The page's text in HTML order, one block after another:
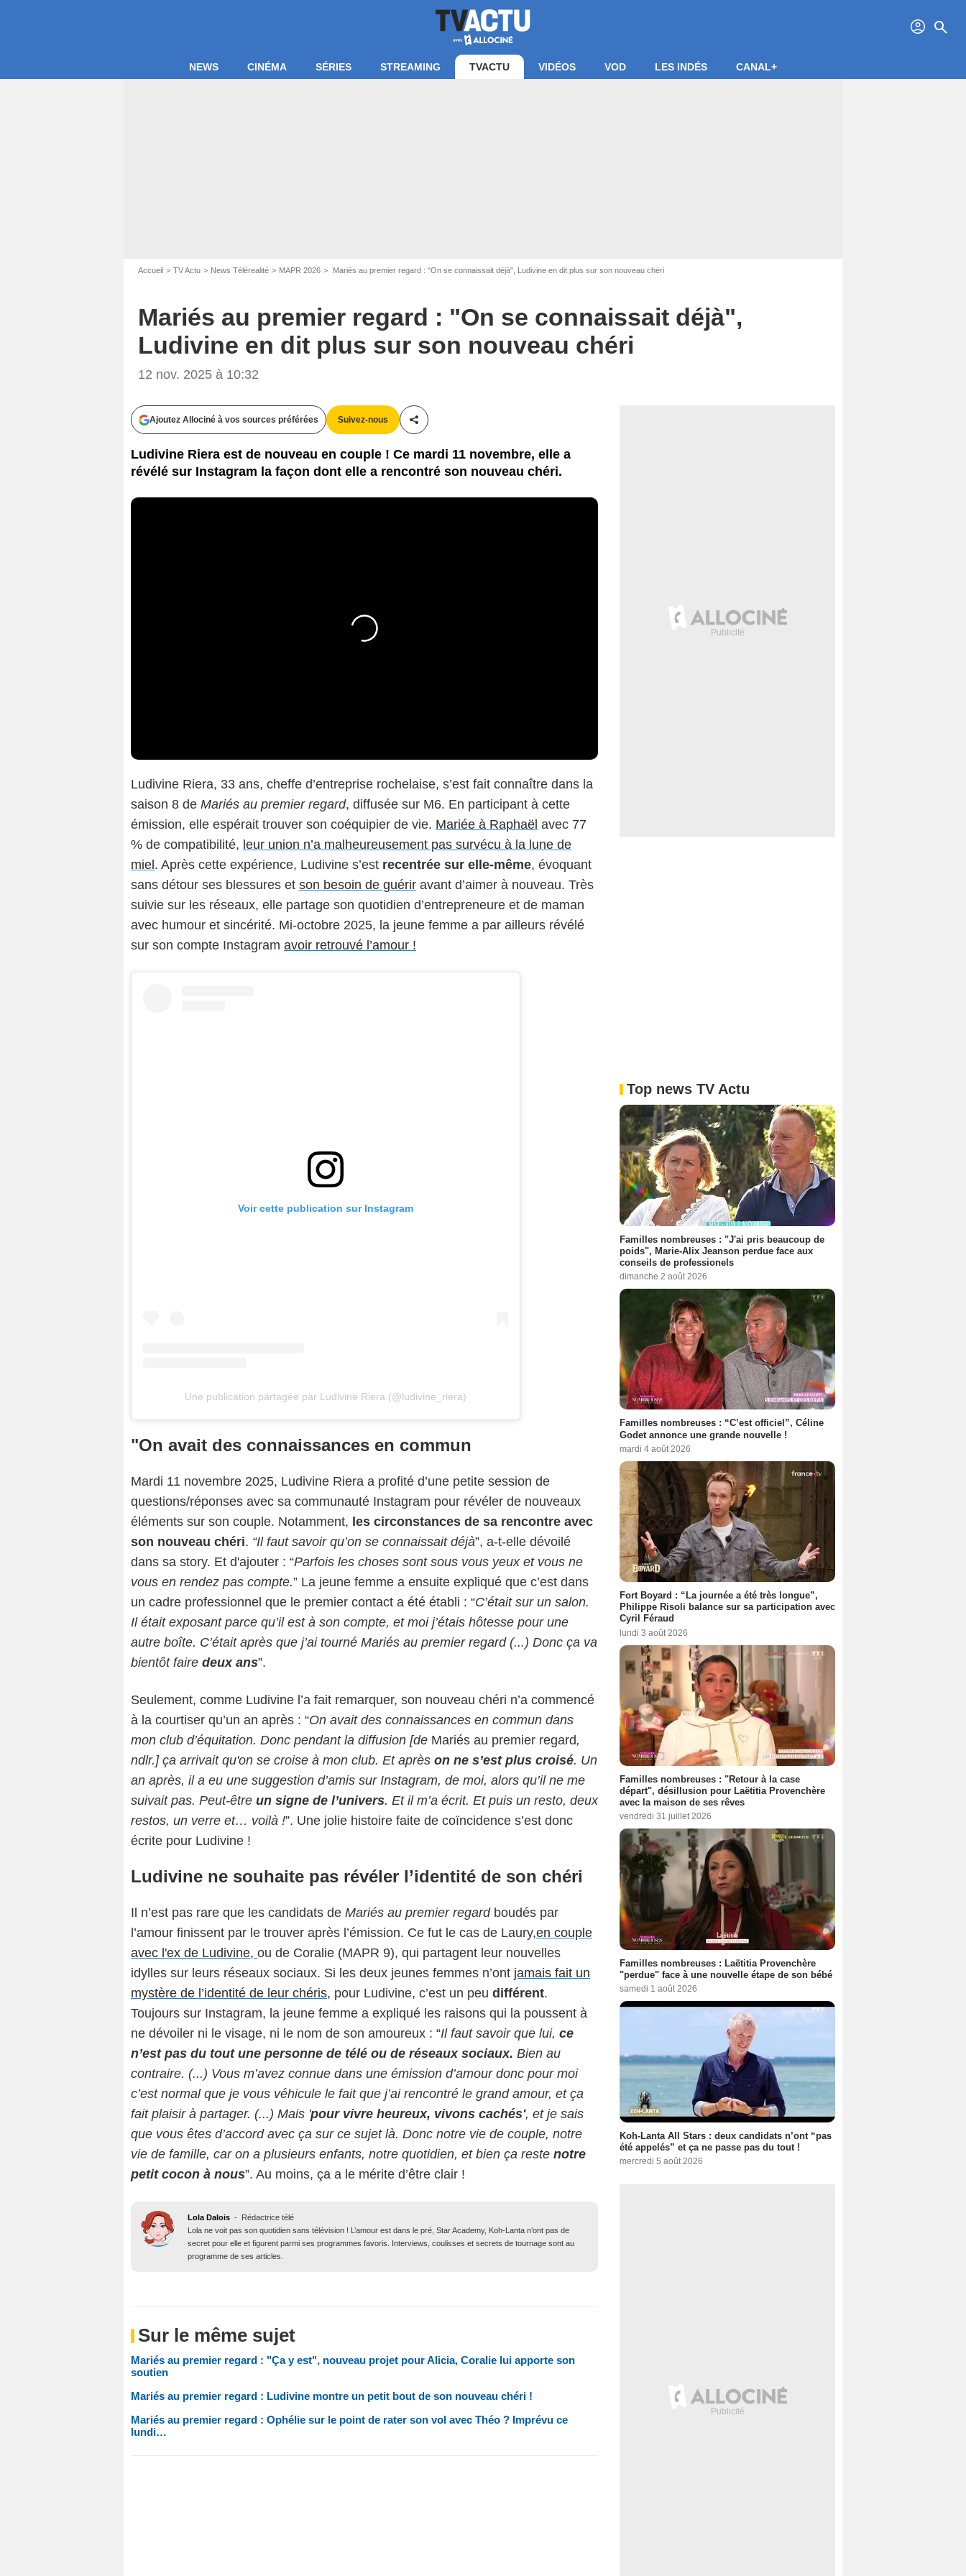
profil search
NEWS CINÉMA SÉRIES STREAMING TVACTU VIDÉOS VOD LES INDÉS CANAL+
Accueil TV Actu News Télérealité MAPR 2026 Mariés au premier regard : "On se connaissait déjà", Ludivine en dit plus sur son nouveau chéri
Mariés au premier regard : "On se connaissait déjà",
Ludivine en dit plus sur son nouveau chéri
12 nov. 2025 à 10:32
Ajoutez Allociné à vos sources préférées Suivez-nous
Partager cet article
Ludivine Riera est de nouveau en couple ! Ce mardi 11 novembre, elle a
révélé sur Instagram la façon dont elle a rencontré son nouveau chéri.
Ludivine Riera, 33 ans, cheffe d’entreprise rochelaise, s’est fait connaître dans la
saison 8 de Mariés au premier regard, diffusée sur M6. En participant à cette
émission, elle espérait trouver son coéquipier de vie. Mariée à Raphaël avec 77
% de compatibilité, leur union n’a malheureusement pas survécu à la lune de
miel . Après cette expérience, Ludivine s’est recentrée sur elle-même, évoquant
sans détour ses blessures et son besoin de guérir avant d’aimer à nouveau. Très
suivie sur les réseaux, elle partage son quotidien d’entrepreneure et de maman
avec humour et sincérité. Mi-octobre 2025, la jeune femme a par ailleurs révélé
sur son compte Instagram avoir retrouvé l’amour !
Voir cette publication sur Instagram
Une publication partagée par Ludivine Riera (@ludivine_riera)
"On avait des connaissances en commun
Mardi 11 novembre 2025, Ludivine Riera a profité d’une petite session de
questions/réponses avec sa communauté Instagram pour révéler de nouveaux
éléments sur son couple. Notamment, les circonstances de sa rencontre avec
son nouveau chéri. “Il faut savoir qu’on se connaissait déjà”, a-t-elle dévoilé
dans sa story. Et d'ajouter : “Parfois les choses sont sous vous yeux et vous ne
vous en rendez pas compte.” La jeune femme a ensuite expliqué que c’est dans
un cadre professionnel que le premier contact a été établi : “C’était sur un salon.
Il était exposant parce qu’il est à son compte, et moi j’étais hôtesse pour une
autre boîte. C’était après que j’ai tourné Mariés au premier regard (...) Donc ça va
bientôt faire deux ans”.
Seulement, comme Ludivine l’a fait remarquer, son nouveau chéri n’a commencé
à la courtiser qu’un an après : “On avait des connaissances en commun dans
mon club d’équitation. Donc pendant la diffusion [de Mariés au premier regard,
ndlr.] ça arrivait qu'on se croise à mon club. Et après on ne s’est plus croisé. Un
an après, il a eu une suggestion d’amis sur Instagram, de moi, alors qu’il ne me
suivait pas. Peut-être un signe de l’univers. Et il m’a écrit. Et puis un resto, deux
restos, un verre et… voilà !”. Une jolie histoire faite de coïncidence s’est donc
écrite pour Ludivine !
Ludivine ne souhaite pas révéler l’identité de son chéri
Il n’est pas rare que les candidats de Mariés au premier regardboudés par
l’amour finissent par le trouver après l’émission. Ce fut le cas de Laury,en couple
avec l'ex de Ludivine, ou de Coralie (MAPR 9), qui partagent leur nouvelles
idylles sur leurs réseaux sociaux. Si les deux jeunes femmes n’ont jamais fait un
mystère de l’identité de leur chéris, pour Ludivine, c’est un peu différent.
Toujours sur Instagram, la jeune femme a expliqué les raisons qui la poussent à
ne dévoiler ni le visage, ni le nom de son amoureux : “Il faut savoir que lui, ce
n’est pas du tout une personne de télé ou de réseaux sociaux. Bien au
contraire. (...) Vous m’avez connue dans une émission d’amour donc pour moi
c’est normal que je vous véhicule le fait que j’ai rencontré le grand amour, et ça
fait plaisir à partager. (...) Mais 'pour vivre heureux, vivons cachés', et je sais
que vous êtes d’accord avec ça sur ce sujet là. Donc notre vie de couple, notre
vie de famille, car on a plusieurs enfants, notre quotidien, et bien ça reste notre
petit cocon à nous”. Au moins, ça a le mérite d’être clair !
Lola Dalois - Rédactrice télé
Lola ne voit pas son quotidien sans télévision ! L’amour est dans le pré, Star Academy, Koh-Lanta n’ont pas de
secret pour elle et figurent parmi ses programmes favoris. Interviews, coulisses et secrets de tournage sont au
programme de ses articles.
Sur le même sujet
Mariés au premier regard : "Ça y est", nouveau projet pour Alicia, Coralie lui apporte son
soutien
Mariés au premier regard : Ludivine montre un petit bout de son nouveau chéri !
Mariés au premier regard : Ophélie sur le point de rater son vol avec Théo ? Imprévu ce
lundi…
Top news TV Actu
Familles nombreuses : "J'ai pris beaucoup de
poids", Marie-Alix Jeanson perdue face aux
conseils de professionels
dimanche 2 août 2026
Familles nombreuses : “C’est officiel”, Céline
Godet annonce une grande nouvelle !
mardi 4 août 2026
Fort Boyard : “La journée a été très longue”,
Philippe Risoli balance sur sa participation avec
Cyril Féraud
lundi 3 août 2026
Familles nombreuses : "Retour à la case
départ", désillusion pour Laëtitia Provenchère
avec la maison de ses rêves
vendredi 31 juillet 2026
Familles nombreuses : Laëtitia Provenchère
"perdue" face à une nouvelle étape de son bébé
samedi 1 août 2026
Koh-Lanta All Stars : deux candidats n’ont “pas
été appelés” et ça ne passe pas du tout !
mercredi 5 août 2026